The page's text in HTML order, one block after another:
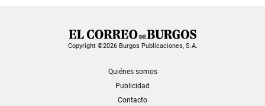
Copyright ©2026 Burgos Publicaciones, S.A.
Quiénes somos
Publicidad
Contacto